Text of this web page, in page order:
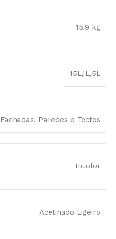
15.9 kg
15L,1L,5L
Fachadas, Paredes e Tectos
Incolor
Acetinado Ligeiro